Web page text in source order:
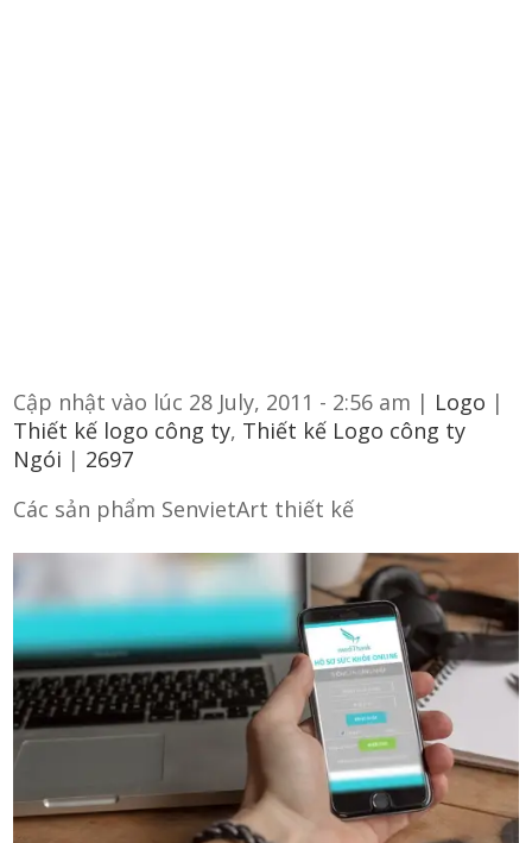
Cập nhật vào lúc 28 July, 2011 - 2:56 am | Logo |
Thiết kế logo công ty, Thiết kế Logo công ty
Ngói | 2697
Các sản phẩm SenvietArt thiết kế